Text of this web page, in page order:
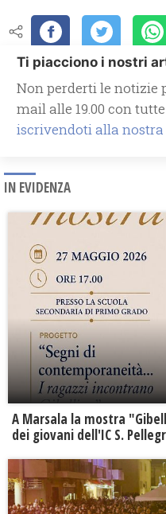
Ti piacciono i nostri
Non perderti le notizie
mail alle 19.00 con
iscrivendoti alla
IN EVIDENZA
A Marsala la mostra
dei giovani dell'IC S.